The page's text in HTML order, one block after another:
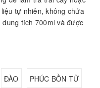
tự nhiên, không chứa
tích 700ml và được
ĐÀO PHÚC BỒN TỬ